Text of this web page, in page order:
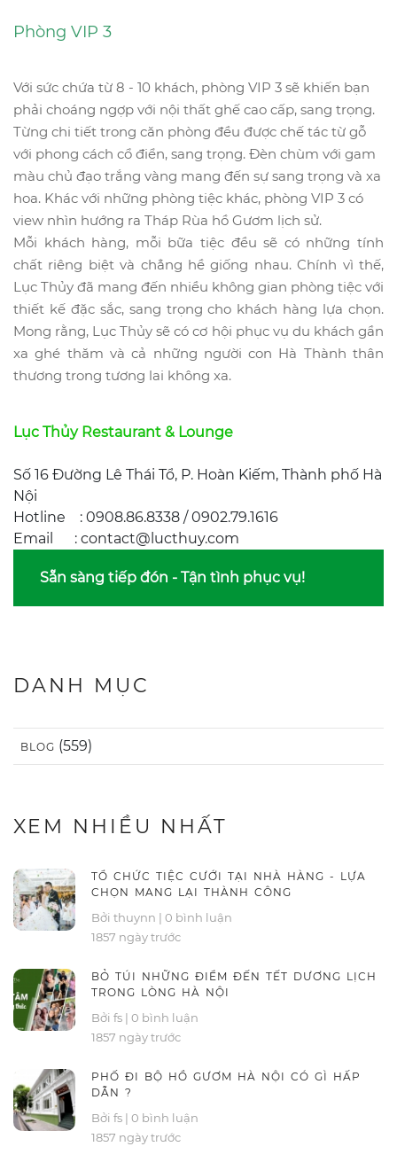
Phòng VIP 3
Với sức chứa từ 8 - 10 khách, phòng VIP 3 sẽ khiến bạn
phải choáng ngợp với nội thất ghế cao cấp, sang trọng.
Từng chi tiết trong căn phòng đều được chế tác từ gỗ
với phong cách cổ điển, sang trọng. Đèn chùm với gam
màu chủ đạo trắng vàng mang đến sự sang trọng và xa
hoa. Khác với những phòng tiệc khác, phòng VIP 3 có
view nhìn hướng ra Tháp Rùa hồ Gươm lịch sử.
Mỗi khách hàng, mỗi bữa tiệc đều sẽ có những tính
chất riêng biệt và chẳng hề giống nhau. Chính vì thế,
Lục Thủy đã mang đến nhiều không gian phòng tiệc với
thiết kế đặc sắc, sang trọng cho khách hàng lựa chọn.
Mong rằng, Lục Thủy sẽ có cơ hội phục vụ du khách gần
xa ghé thăm và cả những người con Hà Thành thân
thương trong tương lai không xa.
Lục Thủy Restaurant & Lounge
Số 16 Đường Lê Thái Tổ, P. Hoàn Kiếm, Thành phố Hà
Nội
Hotline : 0908.86.8338 / 0902.79.1616
Email : contact@lucthuy.com
Sẵn sàng tiếp đón - Tận tình phục vụ!
DANH MỤC
BLOG (559)
XEM NHIỀU NHẤT
TỔ CHỨC TIỆC CƯỚI TẠI NHÀ HÀNG - LỰA
CHỌN MANG LẠI THÀNH CÔNG
Bởi thuynn | 0 bình luận
1857 ngày trước
BỎ TÚI NHỮNG ĐIỂM ĐẾN TẾT DƯƠNG LỊCH
TRONG LÒNG HÀ NỘI
Bởi fs | 0 bình luận
1857 ngày trước
PHỐ ĐI BỘ HỒ GƯƠM HÀ NỘI CÓ GÌ HẤP
DẪN ?
Bởi fs | 0 bình luận
1857 ngày trước